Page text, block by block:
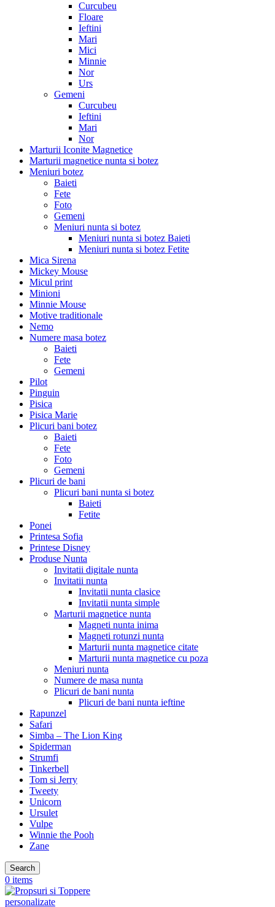
Curcubeu
Floare
Ieftini
Mari
Mici
Minnie
Nor
Urs
Gemeni
Curcubeu
Ieftini
Mari
Nor
Marturii Iconite Magnetice
Marturii magnetice nunta si botez
Meniuri botez
Baieti
Fete
Foto
Gemeni
Meniuri nunta si botez
Meniuri nunta si botez Baieti
Meniuri nunta si botez Fetite
Mica Sirena
Mickey Mouse
Micul print
Minioni
Minnie Mouse
Motive traditionale
Nemo
Numere masa botez
Baieti
Fete
Gemeni
Pilot
Pinguin
Pisica
Pisica Marie
Plicuri bani botez
Baieti
Fete
Foto
Gemeni
Plicuri de bani
Plicuri bani nunta si botez
Baieti
Fetite
Ponei
Printesa Sofia
Printese Disney
Produse Nunta
Invitatii digitale nunta
Invitatii nunta
Invitatii nunta clasice
Invitatii nunta simple
Marturii magnetice nunta
Magneti nunta inima
Magneti rotunzi nunta
Marturii nunta magnetice citate
Marturii nunta magnetice cu poza
Meniuri nunta
Numere de masa nunta
Plicuri de bani nunta
Plicuri de bani nunta ieftine
Rapunzel
Safari
Simba – The Lion King
Spiderman
Strumfi
Tinkerbell
Tom si Jerry
Tweety
Unicorn
Ursulet
Vulpe
Winnie the Pooh
Zane
Search
0 items